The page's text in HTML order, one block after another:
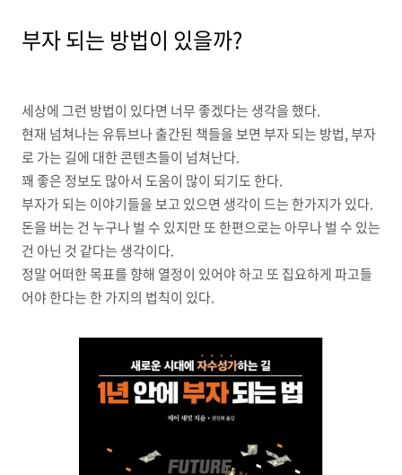
부자 되는 방법이 있을까?
세상에 그런 방법이 있다면 너무 좋겠다는 생각을 했다.
현재 넘쳐나는 유튜브나 출간된 책들을 보면 부자 되는 방법, 부자
로 가는 길에 대한 콘텐츠들이 넘쳐난다.
꽤 좋은 정보도 많아서 도움이 많이 되기도 한다.
부자가 되는 이야기들을 보고 있으면 생각이 드는 한가지가 있다.
돈을 버는 건 누구나 벌 수 있지만 또 한편으로는 아무나 벌 수 있는
건 아닌 것 같다는 생각이다.
정말 어떠한 목표를 향해 열정이 있어야 하고 또 집요하게 파고들
어야 한다는 한 가지의 법칙이 있다.